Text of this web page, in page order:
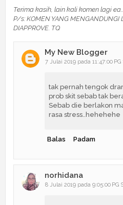
Terima kasih, lain kali komen lagi
P/s: KOMEN YANG MENGANDUNGI
DIAPPROVE. TQ
My New Blogger
7 Julai 2019 pada 11:47:00 PG
tak pernah tengok
prob skit sebab tak
Sebab die berlakon
rasa stress..hehehehe
Balas Padam
norhidana
8 Julai 2019 pada 9:05:00 PG